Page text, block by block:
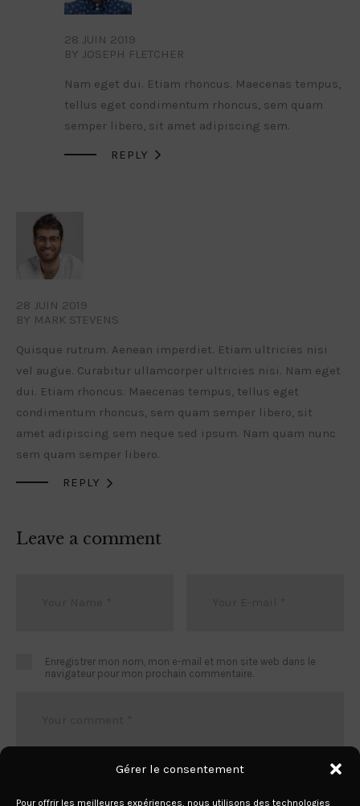
Gérer le consentement
Pour offrir les meilleures expériences, nous utilisons des technologies
28 JUIN 2019
BY JOSEPH FLETCHER
Nam eget dui. Etiam rhoncus. Maecenas tempus,
tellus eget condimentum rhoncus, sem quam
semper libero, sit amet adipiscing sem.
REPLY 
28 JUIN 2019
BY MARK STEVENS
Quisque rutrum. Aenean imperdiet. Etiam ultricies nisi
vel augue. Curabitur ullamcorper ultricies nisi. Nam eget
dui. Etiam rhoncus. Maecenas tempus, tellus eget
condimentum rhoncus, sem quam semper libero, sit
amet adipiscing sem neque sed ipsum. Nam quam nunc
sem quam semper libero.
REPLY 
Leave a comment
Enregistrer mon nom, mon e-mail et mon site web dans le
navigateur pour mon prochain commentaire.